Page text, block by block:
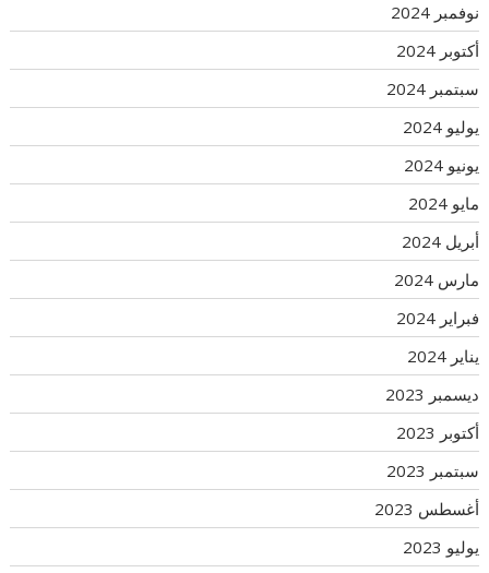
نوفمبر 2024
أكتوبر 2024
سبتمبر 2024
يوليو 2024
يونيو 2024
مايو 2024
أبريل 2024
مارس 2024
فبراير 2024
يناير 2024
ديسمبر 2023
أكتوبر 2023
سبتمبر 2023
أغسطس 2023
يوليو 2023